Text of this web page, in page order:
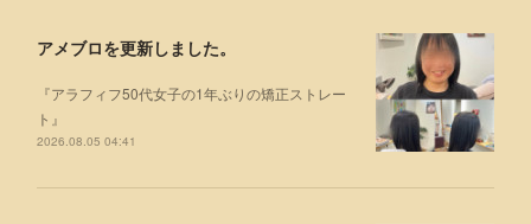
アメブロを更新しました。
『アラフィフ50代女子の1年ぶりの矯正ストレー
ト』
2026.08.05 04:41